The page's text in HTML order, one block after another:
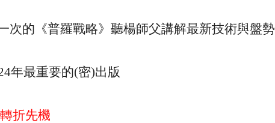
次的《普羅戰略》聽楊師父講解最新技術與盤勢
年最重要的(密)出版
折先機